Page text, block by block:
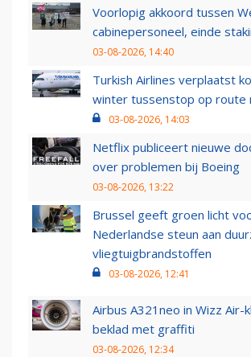
Voorlopig akkoord tussen
cabinepersoneel, einde
03-08-2026, 14:40
Turkish Airlines verplaatst
winter tussenstop op route
03-08-2026, 14:03
Netflix publiceert nieuwe
over problemen bij Boeing
03-08-2026, 13:22
Brussel geeft groen licht
Nederlandse steun aan
vliegtuigbrandstoffen
03-08-2026, 12:41
Airbus A321neo in Wizz Air-
beklad met graffiti
03-08-2026, 12:34